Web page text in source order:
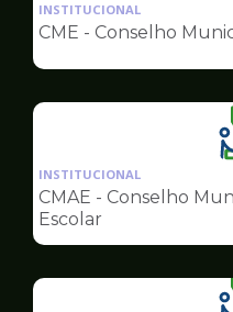
INSTITUCIONAL
CME - Conselho
INSTITUCIONAL
CMAE - Conselho
Escolar